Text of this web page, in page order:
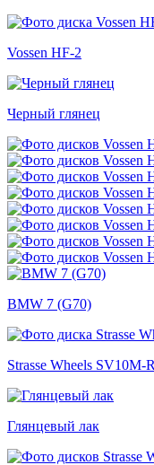
Vossen HF-2
Черный глянец
BMW 7 (G70)
Strasse Wheels SV10M-
Глянцевый лак